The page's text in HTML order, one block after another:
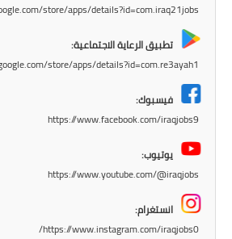
المرحلة
store/apps/details?id=com.iraq21jobs
تطبيق الرعاية الاجتماعية:
store/apps/details?id=com.re3ayah1
فيسبوك:
https://www.facebook.com/iraqjobs9
يوتيوب:
https://www.youtube.com/@iraqjobs
انستغرام:
https://www.instagram.com/iraqjobs0/